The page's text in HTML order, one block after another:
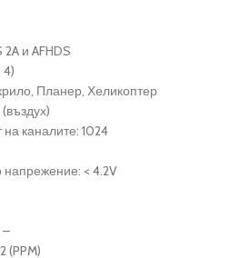
и AFHDS
4)
Планер, Хеликоптер
каналите: 1024
< 4.2V
–
(PPM)